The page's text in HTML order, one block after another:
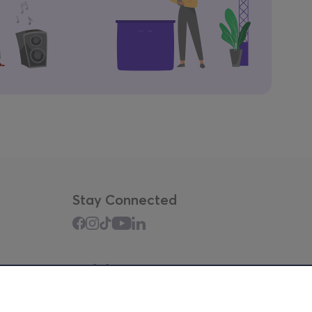
Stay Connected
Mobile app